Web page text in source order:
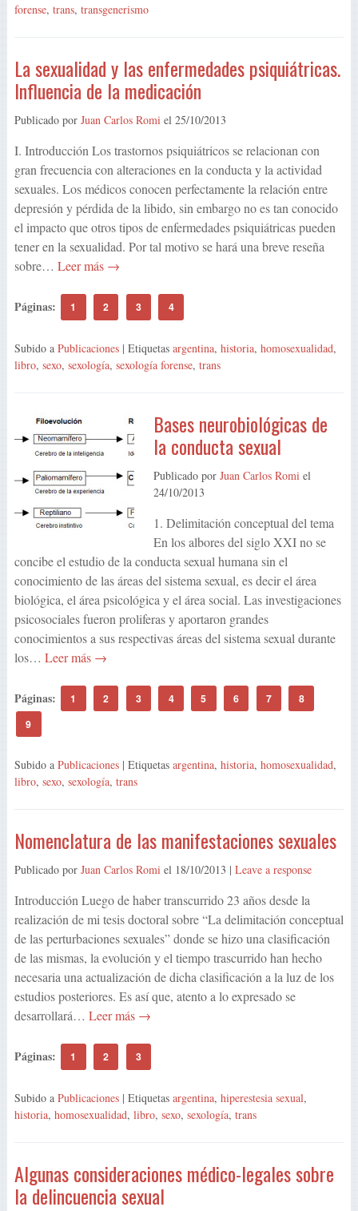
forense, trans, transgenerismo
La sexualidad y las enfermedades psiquiátricas.
Influencia de la medicación
Publicado por Juan Carlos Romiel 25/10/2013
I. Introducción Los trastornos psiquiátricos se relacionan con
gran frecuencia con alteraciones en la conducta y la actividad
sexuales. Los médicos conocen perfectamente la relación entre
depresión y pérdida de la libido, sin embargo no es tan conocido
el impacto que otros tipos de enfermedades psiquiátricas pueden
tener en la sexualidad. Por tal motivo se hará una breve reseña
sobre… Leer más →
Páginas: 1 2 3 4
Subido a Publicaciones | Etiquetas argentina, historia, homosexualidad,
libro, sexo, sexología, sexología forense, trans
Bases neurobiológicas de
la conducta sexual
Publicado por Juan Carlos Romi el
24/10/2013
1. Delimitación conceptual del tema
En los albores del siglo XXI no se
concibe el estudio de la conducta sexual humana sin el
conocimiento de las áreas del sistema sexual, es decir el área
biológica, el área psicológica y el área social. Las investigaciones
psicosociales fueron proliferas y aportaron grandes
conocimientos a sus respectivas áreas del sistema sexual durante
los… Leer más →
Páginas: 1 2 3 4 5 6 7
8
9
Subido a Publicaciones | Etiquetas argentina, historia, homosexualidad,
libro, sexo, sexología, trans
Nomenclatura de las manifestaciones sexuales
Publicado por Juan Carlos Romiel 18/10/2013 | Leave a response
Introducción Luego de haber transcurrido 23 años desde la
realización de mi tesis doctoral sobre “La delimitación conceptual
de las perturbaciones sexuales” donde se hizo una clasificación
de las mismas, la evolución y el tiempo trascurrido han hecho
necesaria una actualización de dicha clasificación a la luz de los
estudios posteriores. Es así que, atento a lo expresado se
desarrollará… Leer más →
Páginas: 1 2 3
Subido a Publicaciones | Etiquetas argentina, hiperestesia sexual,
historia, homosexualidad, libro, sexo, sexología, trans
Algunas consideraciones médico-legales sobre
la delincuencia sexual